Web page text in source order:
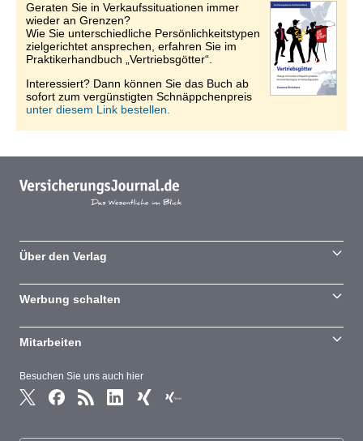
Geraten Sie in Verkaufssituationen immer
wieder an Grenzen?
Wie Sie unterschiedliche Persönlichkeitstypen
zielgerichtet ansprechen, erfahren Sie im
Praktikerhandbuch „Vertriebsgötter“.
Interessiert? Dann können Sie das Buch ab
sofort zum vergünstigten Schnäppchenpreis
unter diesem Link bestellen.
Besuchen Sie uns auch hier
Über den Verlag
Werbung schalten
Mitarbeiten